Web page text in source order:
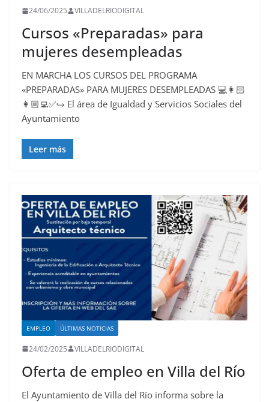
24/06/2025 VILLADELRIODIGITAL
Cursos «Preparadas» para
mujeres desempleadas
EN MARCHA LOS CURSOS DEL PROGRAMA
«PREPARADAS» PARA MUJERES DESEMPLEADAS 💻👩🏻
👩🏼‍💻✅↪️ El área de Igualdad y Servicios Sociales del
Ayuntamiento
Leer más
EMPLEO ÚLTIMAS NOTICIAS
24/02/2025 VILLADELRIODIGITAL
Oferta de empleo en Villa del Río
El Ayuntamiento de Villa del Río informa sobre la